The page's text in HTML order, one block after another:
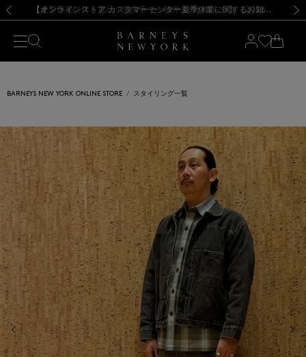
新規登録のお客様も対象！＜MY BARNEYS＞会員のお客様は11,000円（税込）以上のお買上げで常時送料無料！お買い物の際は会員登録を！
【夏季休業に伴う出荷一時停止のお知らせ】(2026.8.7) 【オンラインストア カスタマーセンター夏季休業に関するお知らせ】（2026.8.7）【夏季休業に伴う返品・交換承り一時停止のお知らせ】（2026.8.5）
熊本県を中心とした地震の影響によるお荷物のお届けについて
【開催中】SUMMER SALEのご案内・ご注意事項 新規登録のお客様も対象！＜MY BARNEYS＞会員のお客様は11,000円（税込）以上のお買上げで常時送料無料！お買い物の際は会員登録を！
【夏季休業に伴う出荷一時停止のお知らせ】(2026.8.7)
BARNEYS NEW YORK ONLINE STORE スタイリング一覧
前の画像